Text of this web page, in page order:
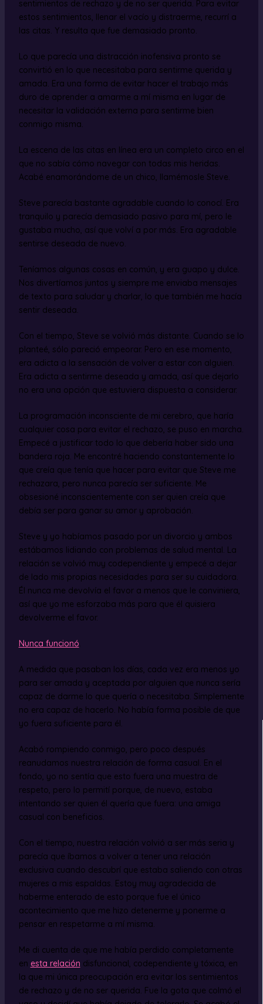
sentimientos de rechazo y de no ser querida. Para evitar
estos sentimientos, llenar el vacío y distraerme, recurrí a
las citas. Y resulta que fue demasiado pronto.
Lo que parecía una distracción inofensiva pronto se
convirtió en lo que necesitaba para sentirme querida y
amada. Era una forma de evitar hacer el trabajo más
duro de aprender a amarme a mí misma en lugar de
necesitar la validación externa para sentirme bien
conmigo misma.
La escena de las citas en línea era un completo circo en el
que no sabía cómo navegar con todas mis heridas.
Acabé enamorándome de un chico, llamémosle Steve.
Steve parecía bastante agradable cuando lo conocí. Era
tranquilo y parecía demasiado pasivo para mí, pero le
gustaba mucho, así que volví a por más. Era agradable
sentirse deseada de nuevo.
Teníamos algunas cosas en común, y era guapo y dulce.
Nos divertíamos juntos y siempre me enviaba mensajes
de texto para saludar y charlar, lo que también me hacía
sentir deseada.
Con el tiempo, Steve se volvió más distante. Cuando se lo
planteé, sólo pareció empeorar. Pero en ese momento,
era adicta a la sensación de volver a estar con alguien.
Era adicta a sentirme deseada y amada, así que dejarlo
no era una opción que estuviera dispuesta a considerar.
La programación inconsciente de mi cerebro, que haría
cualquier cosa para evitar el rechazo, se puso en marcha.
Empecé a justificar todo lo que debería haber sido una
bandera roja. Me encontré haciendo constantemente lo
que creía que tenía que hacer para evitar que Steve me
rechazara, pero nunca parecía ser suficiente. Me
obsesioné inconscientemente con ser quien creía que
debía ser para ganar su amor y aprobación.
Steve y yo habíamos pasado por un divorcio y ambos
estábamos lidiando con problemas de salud mental. La
relación se volvió muy codependiente y empecé a dejar
de lado mis propias necesidades para ser su cuidadora.
Él nunca me devolvía el favor a menos que le conviniera,
así que yo me esforzaba más para que él quisiera
devolverme el favor.
Nunca funcionó.
A medida que pasaban los días, cada vez era menos yo
para ser amada y aceptada por alguien que nunca sería
capaz de darme lo que quería o necesitaba. Simplemente
no era capaz de hacerlo. No había forma posible de que
yo fuera suficiente para él.
Acabó rompiendo conmigo, pero poco después
reanudamos nuestra relación de forma casual. En el
fondo, yo no sentía que esto fuera una muestra de
respeto, pero lo permití porque, de nuevo, estaba
intentando ser quien él quería que fuera: una amiga
casual con beneficios.
Con el tiempo, nuestra relación volvió a ser más seria y
parecía que íbamos a volver a tener una relación
exclusiva cuando descubrí que estaba saliendo con otras
mujeres a mis espaldas. Estoy muy agradecida de
haberme enterado de esto porque fue el único
acontecimiento que me hizo detenerme y ponerme a
pensar en respetarme a mí misma.
Me di cuenta de que me había perdido completamente
en esta relación disfuncional, codependiente y tóxica, en
la que mi única preocupación era evitar los sentimientos
de rechazo y de no ser querida. Fue la gota que colmó el